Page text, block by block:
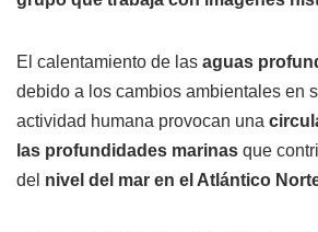
El calentamiento de las aguas
debido a los cambios ambientales en
actividad humana provocan una
las profundidades marinas que
del nivel del mar en el Atlántico